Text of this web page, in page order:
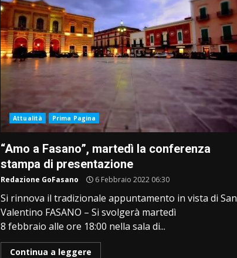
Attualità Prima Pagina
“Amo a Fasano”, martedì la conferenza
stampa di presentazione
Redazione GoFasano 6 Febbraio 2022 06:30
Si rinnova il tradizionale appuntamento in vista di San
Valentino FASANO – Si svolgerà martedì
8 febbraio alle ore 18:00 nella sala di...
Continua a leggere